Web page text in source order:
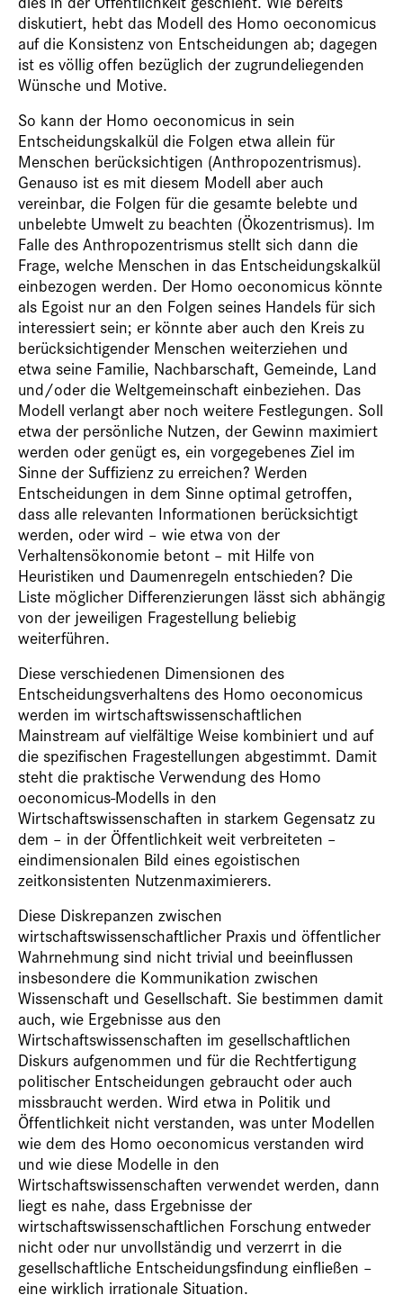
diskutiert, hebt das Modell des Homo oeconomicus
auf die Konsistenz von Entscheidungen ab; dagegen
ist es völlig offen bezüglich der zugrundeliegenden
Wünsche und Motive.
So kann der Homo oeconomicus in sein
Entscheidungskalkül die Folgen etwa allein für
Menschen berücksichtigen (Anthropozentrismus).
Genauso ist es mit diesem Modell aber auch
vereinbar, die Folgen für die gesamte belebte und
unbelebte Umwelt zu beachten (Ökozentrismus). Im
Falle des Anthropozentrismus stellt sich dann die
Frage, welche Menschen in das Entscheidungskalkül
einbezogen werden. Der Homo oeconomicus könnte
als Egoist nur an den Folgen seines Handels für sich
interessiert sein; er könnte aber auch den Kreis zu
berücksichtigender Menschen weiterziehen und
etwa seine Familie, Nachbarschaft, Gemeinde, Land
und/oder die Weltgemeinschaft einbeziehen. Das
Modell verlangt aber noch weitere Festlegungen. Soll
etwa der persönliche Nutzen, der Gewinn maximiert
werden oder genügt es, ein vorgegebenes Ziel im
Sinne der Suffizienz zu erreichen? Werden
Entscheidungen in dem Sinne optimal getroffen,
dass alle relevanten Informationen berücksichtigt
werden, oder wird – wie etwa von der
Verhaltensökonomie betont – mit Hilfe von
Heuristiken und Daumenregeln entschieden? Die
Liste möglicher Differenzierungen lässt sich abhängig
von der jeweiligen Fragestellung beliebig
weiterführen.
Diese verschiedenen Dimensionen des
Entscheidungsverhaltens des Homo oeconomicus
werden im wirtschaftswissenschaftlichen
Mainstream auf vielfältige Weise kombiniert und auf
die spezifischen Fragestellungen abgestimmt. Damit
steht die praktische Verwendung des Homo
oeconomicus-Modells in den
Wirtschaftswissenschaften in starkem Gegensatz zu
dem – in der Öffentlichkeit weit verbreiteten –
eindimensionalen Bild eines egoistischen
zeitkonsistenten Nutzenmaximierers.
Diese Diskrepanzen zwischen
wirtschaftswissenschaftlicher Praxis und öffentlicher
Wahrnehmung sind nicht trivial und beeinflussen
insbesondere die Kommunikation zwischen
Wissenschaft und Gesellschaft. Sie bestimmen damit
auch, wie Ergebnisse aus den
Wirtschaftswissenschaften im gesellschaftlichen
Diskurs aufgenommen und für die Rechtfertigung
politischer Entscheidungen gebraucht oder auch
missbraucht werden. Wird etwa in Politik und
Öffentlichkeit nicht verstanden, was unter Modellen
wie dem des Homo oeconomicus verstanden wird
und wie diese Modelle in den
Wirtschaftswissenschaften verwendet werden, dann
liegt es nahe, dass Ergebnisse der
wirtschaftswissenschaftlichen Forschung entweder
nicht oder nur unvollständig und verzerrt in die
gesellschaftliche Entscheidungsfindung einfließen –
eine wirklich irrationale Situation.